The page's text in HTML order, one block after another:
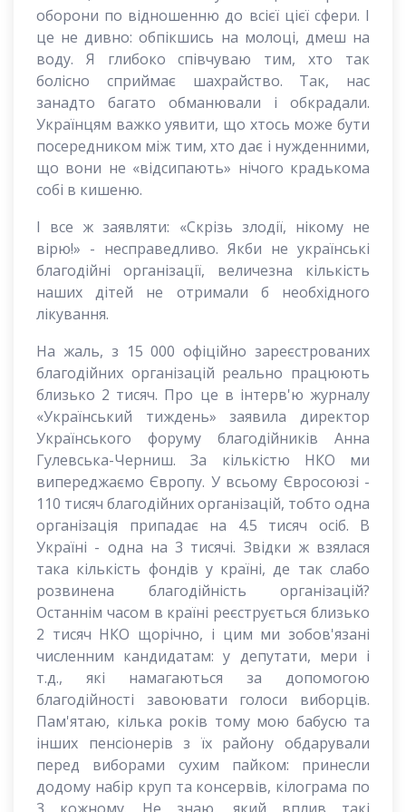
оборони по відношенню до всієї цієї сфери. І
це не дивно: обпікшись на молоці, дмеш на
воду. Я глибоко співчуваю тим, хто так
болісно сприймає шахрайство. Так, нас
занадто багато обманювали і обкрадали.
Українцям важко уявити, що хтось може бути
посередником між тим, хто дає і нужденними,
що вони не «відсипають» нічого крадькома
собі в кишеню.
І все ж заявляти: «Скрізь злодії, нікому не
вірю!» - несправедливо. Якби не українські
благодійні організації, величезна кількість
наших дітей не отримали б необхідного
лікування.
На жаль, з 15 000 офіційно зареєстрованих
благодійних організацій реально працюють
близько 2 тисяч. Про це в інтерв'ю журналу
«Український тиждень» заявила директор
Українського форуму благодійників Анна
Гулевська-Черниш. За кількістю НКО ми
випереджаємо Європу. У всьому Євросоюзі -
110 тисяч благодійних організацій, тобто одна
організація припадає на 4.5 тисяч осіб. В
Україні - одна на 3 тисячі. Звідки ж взялася
така кількість фондів у країні, де так слабо
розвинена благодійність організацій?
Останнім часом в країні реєструється близько
2 тисяч НКО щорічно, і цим ми зобов'язані
численним кандидатам: у депутати, мери і
т.д., які намагаються за допомогою
благодійності завоювати голоси виборців.
Пам'ятаю, кілька років тому мою бабусю та
інших пенсіонерів з їх району обдарували
перед виборами сухим пайком: принесли
додому набір круп та консервів, кілограма по